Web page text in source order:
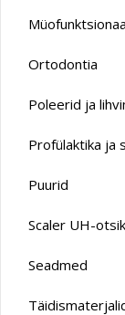
Ortodontia
Poleerid ja
Profülaktika ja
Puurid
Scaler UH-
Seadmed